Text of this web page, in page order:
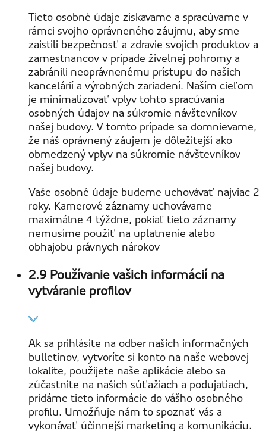
Tieto osobné údaje získavame a spracúvame v
rámci svojho oprávneného záujmu, aby sme
zaistili bezpečnosť a zdravie svojich produktov a
zamestnancov v prípade živelnej pohromy a
zabránili neoprávnenému prístupu do našich
kancelárií a výrobných zariadení. Naším cieľom
je minimalizovať vplyv tohto spracúvania
osobných údajov na súkromie návštevníkov
našej budovy. V tomto prípade sa domnievame,
že náš oprávnený záujem je dôležitejší ako
obmedzený vplyv na súkromie návštevníkov
našej budovy.
Vaše osobné údaje budeme uchovávať najviac 2
roky. Kamerové záznamy uchovávame
maximálne 4 týždne, pokiaľ tieto záznamy
nemusíme použiť na uplatnenie alebo
obhajobu právnych nárokov
2.9 Používanie vašich informácií na
vytváranie profilov
Ak sa prihlásite na odber našich informačných
bulletinov, vytvoríte si konto na naše webovej
lokalite, použijete naše aplikácie alebo sa
zúčastníte na našich súťažiach a podujatiach,
pridáme tieto informácie do vášho osobného
profilu. Umožňuje nám to spoznať vás a
vykonávať účinnejší marketing a komunikáciu.